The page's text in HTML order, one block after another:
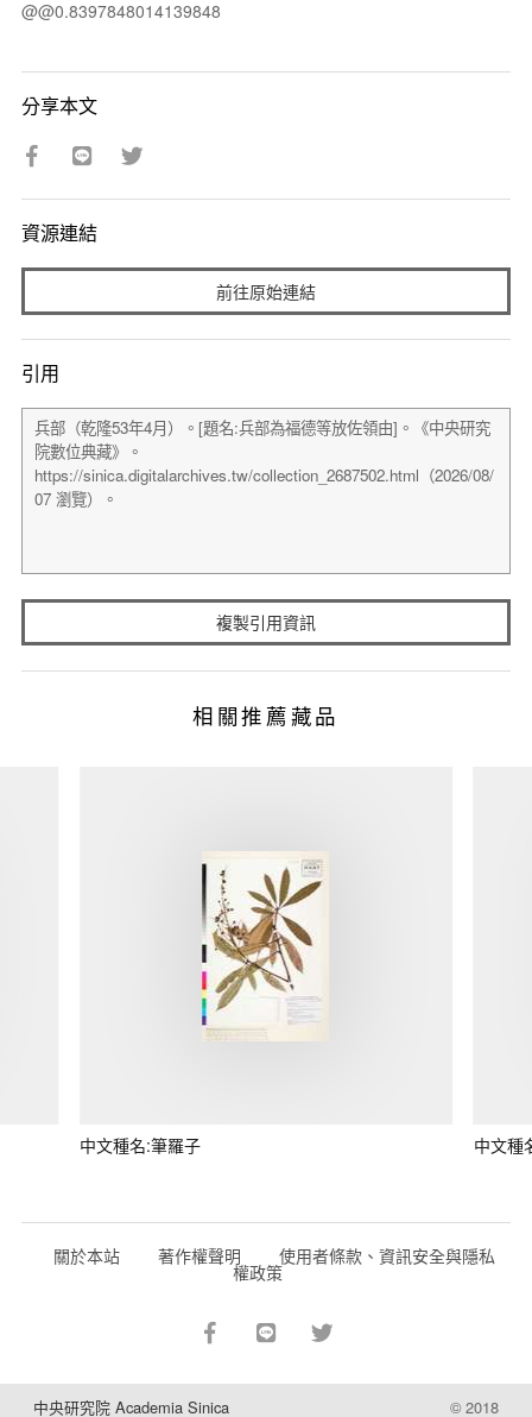
@@0.8397848014139848
分享本文
資源連結
前往原始連結
引用
複製引用資訊
相關推薦藏品
中文種名:筆羅子 中文種
關於本站 著作權聲明 使用者條款、資訊安全與隱私
權政策
中央研究院 Academia Sinica © 2018